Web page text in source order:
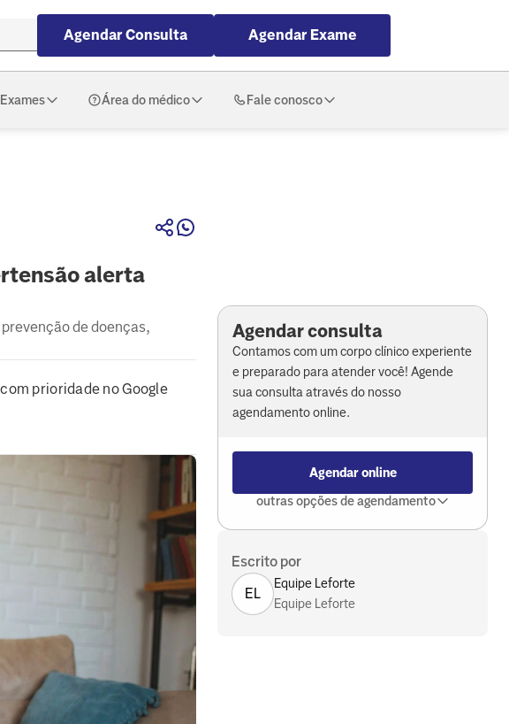
Agendar Consulta Agendar Exame
Exames Área do médico Fale conosco
alerta
de doenças,
prioridade no Google
Agendar consulta
Contamos com um corpo clínico experiente
e preparado para atender você! Agende
sua consulta através do nosso
agendamento online.
Agendar online
outras opções de agendamento
Escrito por
EL
Equipe Leforte
Equipe Leforte